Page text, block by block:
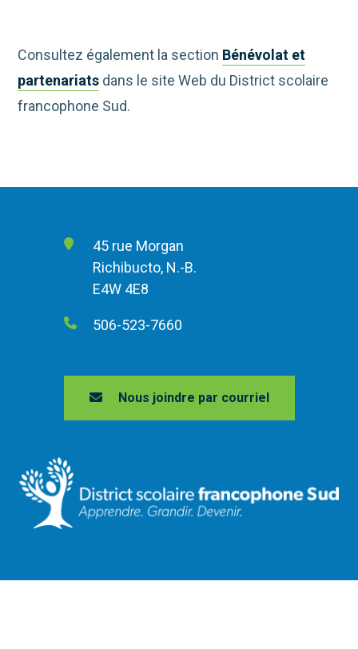
Consultez également la section Bénévolat et
partenariats dans le site Web du District scolaire
francophone Sud.
45 rue Morgan
Richibucto, N.-B.
E4W 4E8
506-523-7660
Nous joindre par courriel